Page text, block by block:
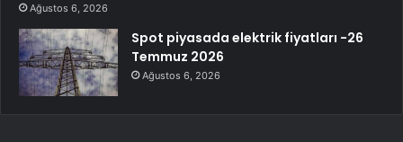
Ağustos 6, 2026
Spot piyasada elektrik fiyatları -26
Temmuz 2026
Ağustos 6, 2026